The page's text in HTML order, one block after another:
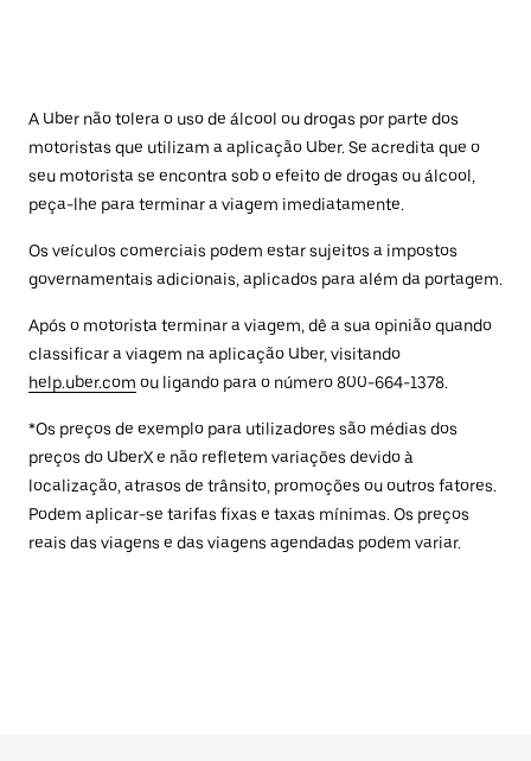
A Uber não tolera o uso de álcool ou drogas por parte dos
motoristas que utilizam a aplicação Uber. Se acredita que o
seu motorista se encontra sob o efeito de drogas ou álcool,
peça-lhe para terminar a viagem imediatamente.
Os veículos comerciais podem estar sujeitos a impostos
governamentais adicionais, aplicados para além da portagem.
Após o motorista terminar a viagem, dê a sua opinião quando
classificar a viagem na aplicação Uber, visitando
help.uber.com ou ligando para o número 800-664-1378.
*Os preços de exemplo para utilizadores são médias dos
preços do UberX e não refletem variações devido à
localização, atrasos de trânsito, promoções ou outros fatores.
Podem aplicar-se tarifas fixas e taxas mínimas. Os preços
reais das viagens e das viagens agendadas podem variar.